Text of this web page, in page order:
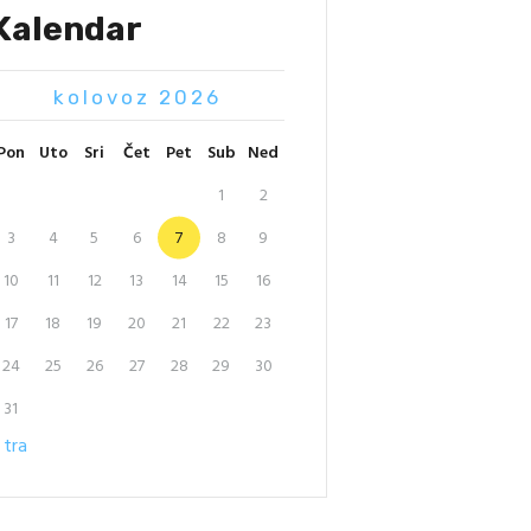
kolovoz 2026
Uto Sri Čet Pet Sub Ned
1
2
3
4 5 6 7 8
9
10
11 12 13 14 15
16
17
18 19 20 21 22
23
24
25 26 27 28 29
30
31